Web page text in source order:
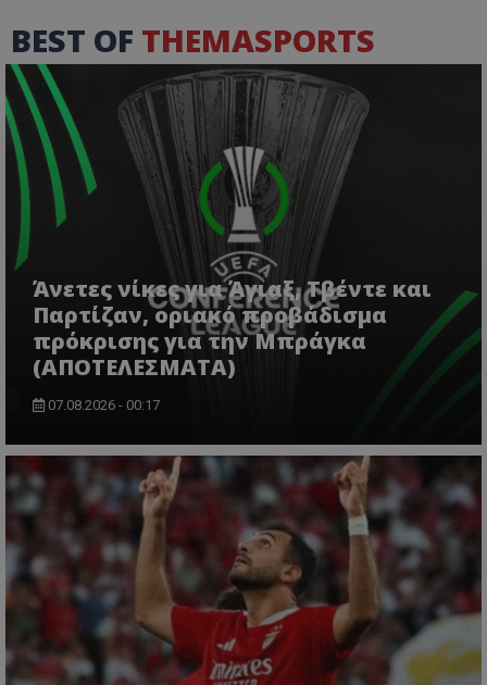
BEST OF THEMASPORTS
Άνετες νίκες για Άγιαξ, Τβέντε και
Παρτίζαν, οριακό προβάδισμα
πρόκρισης για την Μπράγκα
(ΑΠΟΤΕΛΕΣΜΑΤΑ)
07.08.2026 - 00:17